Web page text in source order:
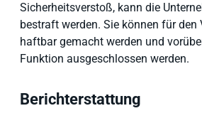
Sicherheitsverstoß, kann die
bestraft werden. Sie können für
haftbar gemacht werden und
Funktion ausgeschlossen werden.
Berichterstattung